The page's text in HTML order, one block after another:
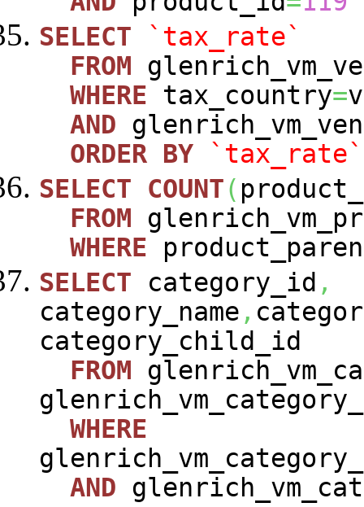
SELECT
`tax_rate`
FROM
WHERE tax_country=
AND
ORDER BY
`tax_rate`
SELECT
COUNT(
FROM
WHERE
SELECT category_id ,
category_name ,
category_child_id
FROM
WHERE
AND